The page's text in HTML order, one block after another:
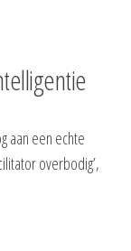
aan een echte
overbodig’,